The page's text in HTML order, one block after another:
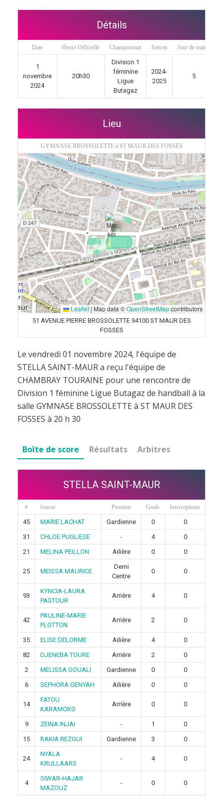
Détails
Date Heure Officielle Championnat Saison Jour de match
1
novembre
2024
20h30
Division 1
féminine
Ligue
Butagaz
2024-
2025
5
Lieu
GYMNASE BROSSOLETTE à ST MAUR DES FOSSES
Leaflet | Map data ©OpenStreetMapcontributors
51 AVENUE PIERRE BROSSOLETTE 94100 ST MAUR DES
FOSSES
Le vendredi 01 novembre 2024, l'équipe de
STELLA SAINT-MAUR a reçu l'équipe de
CHAMBRAY TOURAINE pour une rencontre de
Division 1 féminine Ligue Butagaz de handball à la
salle GYMNASE BROSSOLETTE à ST MAUR DES
FOSSES à 20 h 30
Boîte de score Résultats Arbitres
STELLA SAINT-MAUR
# Joueur Position Goals Interceptions
45 MARIE LACHAT Gardienne 0
0
31
CHLOE PUGLIESE - 4
0
21
MELINA PEILLON Ailière 0 0
25 MEISSA MAURICE
Demi
Centre
0 0
93
KYNCIA-LAURA
PASTOUR
Arrière 4 0
42
PAULINE-MARIE
PLOTTON
Arrière 2 0
35 ELISE DELORME Ailière 4
0
82
DJENEBA TOURE Arrière 2
0
2
MELISSA GOUALI Gardienne 0
0
6
SEPHORA GENYAH Ailière 0 0
14
FATOU
KARAMOKO
Arrière 0 0
9 ZEINA INJAI - 1
0
15
RAKIA REZGUI Gardienne 3 0
24
NYALA
KRULLAARS
- 4 0
4
SIWAR-HAJAR
MAZOUZ
- 0 0